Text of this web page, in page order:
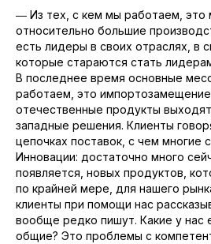
― Из тех, с кем мы работаем, это
относительно большие
есть лидеры в своих отраслях, в
которые стараются стать
В последнее время основные
работаем, это
отечественные продукты
западные решения. Клиенты
цепочках поставок, с чем многие
Инновации: достаточно много
появляется, новых продуктов,
по крайней мере, для нашего
клиенты при помощи нас
вообще редко пишут. Какие у нас
общие? Это проблемы с